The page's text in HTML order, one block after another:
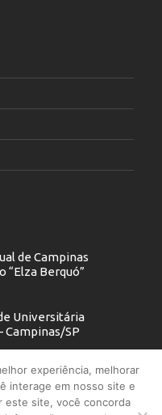
de Campinas
“Elza Berquó”
Universitária
Campinas/SP
experiência, melhorar
interage em nosso site e
este site, você concorda